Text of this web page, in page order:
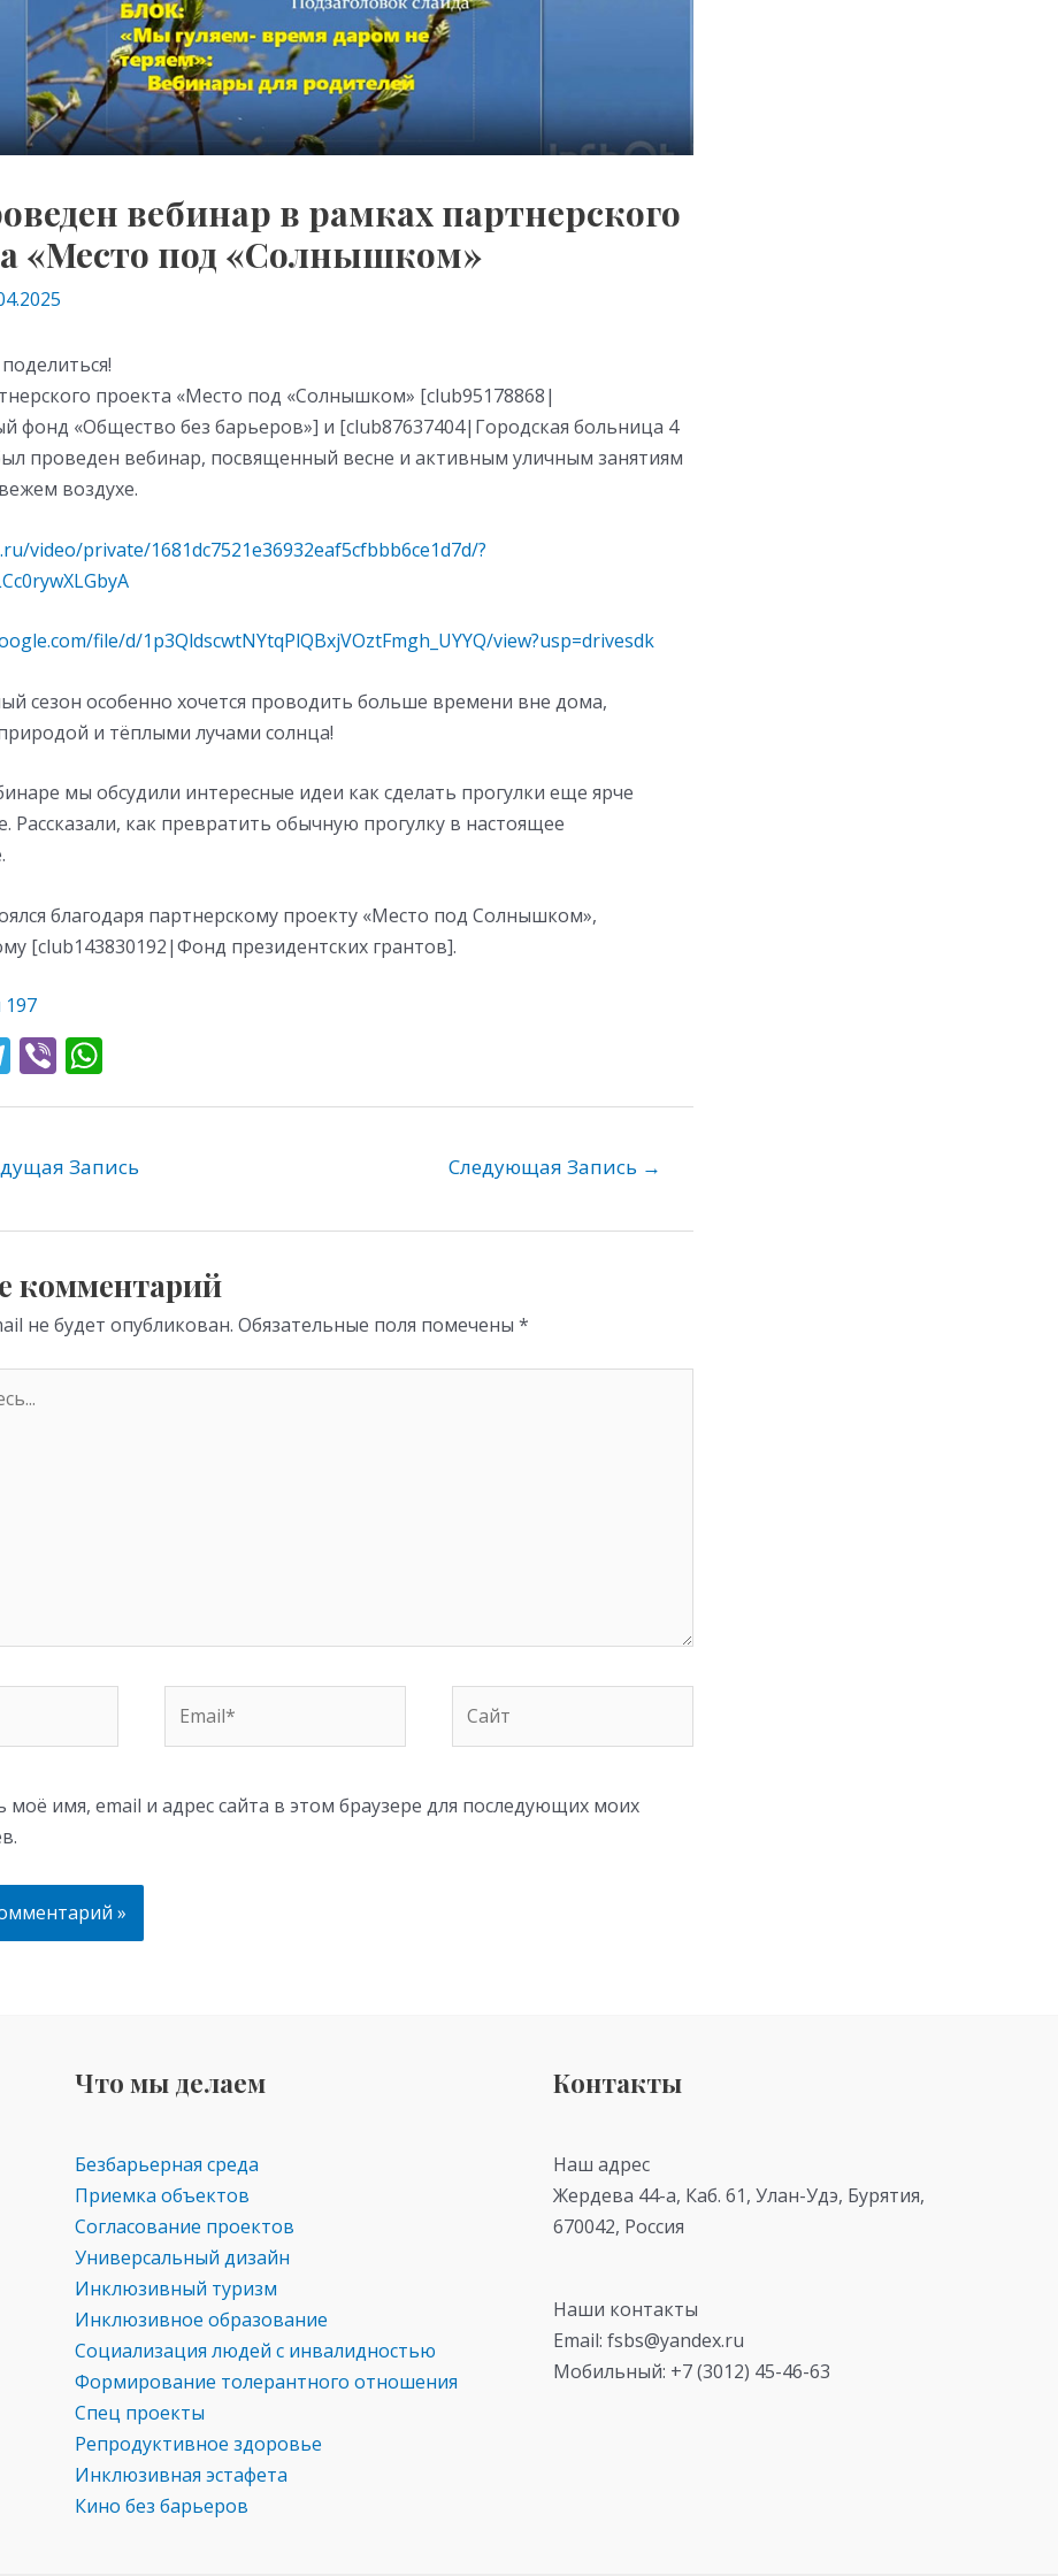
вебинар в рамках партнерского
«Место под «Солнышком»
проекта «Место под «Солнышком» [club95178868|
фонд «Общество без барьеров»] и [club87637404|Городская больница 4
проведен вебинар, посвященный весне и активным уличным занятиям
воздухе.
video/private/1681dc7521e36932eaf5cfbbb6ce1d7d/?
file/d/1p3QldscwtNYtqPlQBxjVOztFmgh_UYYQ/view?usp=drivesdk
сезон особенно хочется проводить больше времени вне дома,
и тёплыми лучами солнца!
мы обсудили интересные идеи как сделать прогулки еще ярче
Рассказали, как превратить обычную прогулку в настоящее
благодаря партнерскому проекту «Место под Солнышком»,
[club143830192|Фонд президентских грантов].
197
T
gr
m
Vi
s
p
p
Запись Следующая Запись →
комментарий
не будет опубликован. Обязательные поля помечены *
моё имя, email и адрес сайта в этом браузере для последующих моих
Что мы делаем
Безбарьерная среда
Приемка объектов
Согласование проектов
Универсальный дизайн
Инклюзивный туризм
Инклюзивное образование
Социализация людей с инвалидностью
Формирование толерантного отношения
Спец проекты
Репродуктивное здоровье
Инклюзивная эстафета
Кино без барьеров
Контакты
Наш адрес
Жердева 44-а, Каб. 61, Улан-Удэ, Бурятия,
670042, Россия
Наши контакты
Email: fsbs@yandex.ru
Мобильный: +7 (3012) 45-46-63